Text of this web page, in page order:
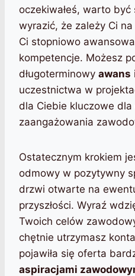
oczekiwałeś, warto
wyrazić, że zależy Ci
Ci stopniowo
kompetencje. Możesz
długoterminowy awans
uczestnictwa w
dla Ciebie kluczowe dla
zaangażowania
Ostatecznym krokiem
odmowy w pozytywny
drzwi otwarte na
przyszłości. Wyraź
Twoich celów
chętnie utrzymasz
pojawiła się oferta
aspiracjami